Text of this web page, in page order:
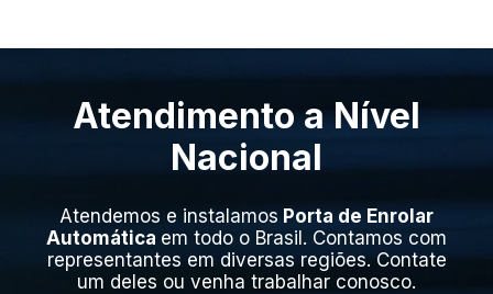
Atendimento a Nível
Nacional
Atendemos e instalamos Porta de Enrolar
Automática em todo o Brasil. Contamos com
representantes em diversas regiões. Contate
um deles ou venha trabalhar conosco.